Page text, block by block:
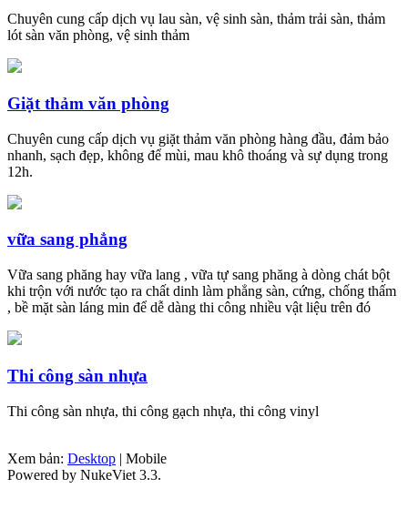
Chuyên cung cấp dịch vụ lau sàn, vệ sinh sàn, thảm trải sàn, thảm
lót sàn văn phòng, vệ sinh thảm
Giặt thảm văn phòng
Chuyên cung cấp dịch vụ giặt thảm văn phòng hàng đầu, đảm bảo
nhanh, sạch đẹp, không để mùi, mau khô thoáng và sự dụng trong
12h.
vữa sang phẳng
Vữa sang phăng hay vữa lang , vữa tự sang phăng à dòng chát bột
khi trộn với nước tạo ra chất dinh làm phẳng sàn, cứng, chống thấm
, bề mặt sàn láng min để dễ dàng thi công nhiều vật liệu trên đó
Thi công sàn nhựa
Thi công sàn nhựa, thi công gạch nhựa, thi công vinyl
Xem bản: Desktop | Mobile
Powered by NukeViet 3.3.